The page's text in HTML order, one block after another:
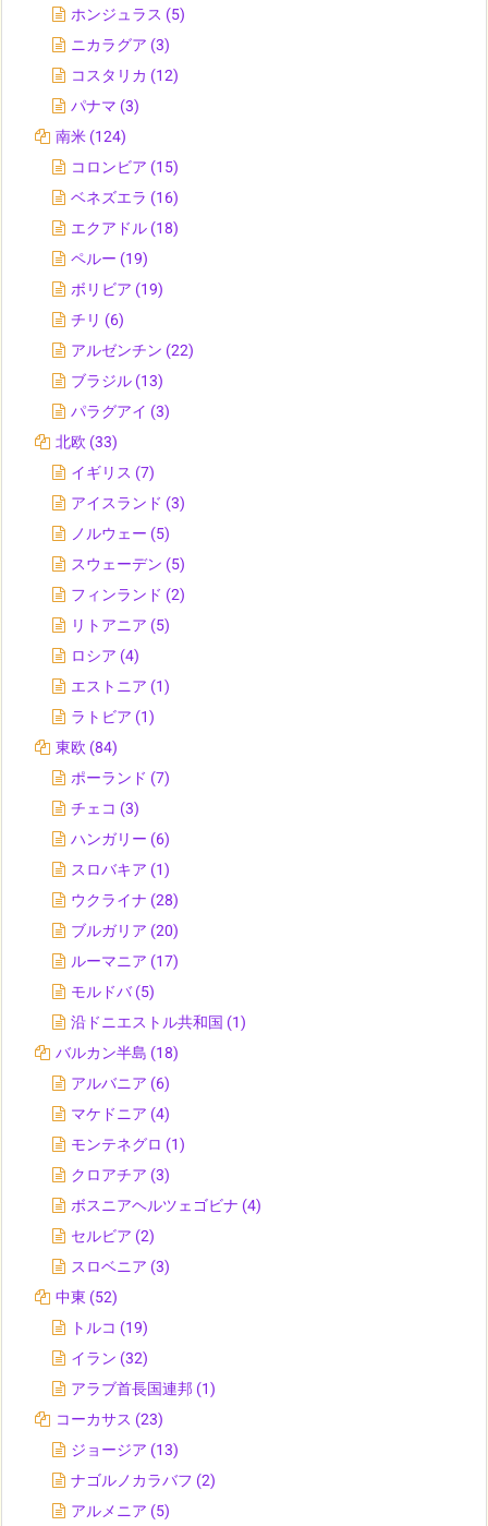
ホンジュラス (5)
ニカラグア (3)
コスタリカ (12)
パナマ (3)
南米 (124)
コロンビア (15)
ベネズエラ (16)
エクアドル (18)
ペルー (19)
ボリビア (19)
チリ (6)
アルゼンチン (22)
ブラジル (13)
パラグアイ (3)
北欧 (33)
イギリス (7)
アイスランド (3)
ノルウェー (5)
スウェーデン (5)
フィンランド (2)
リトアニア (5)
ロシア (4)
エストニア (1)
ラトビア (1)
東欧 (84)
ポーランド (7)
チェコ (3)
ハンガリー (6)
スロバキア (1)
ウクライナ (28)
ブルガリア (20)
ルーマニア (17)
モルドバ(5)
沿ドニエストル共和国 (1)
バルカン半島 (18)
アルバニア (6)
マケドニア (4)
モンテネグロ (1)
クロアチア (3)
ボスニアヘルツェゴビナ (4)
セルビア (2)
スロベニア (3)
中東 (52)
トルコ (19)
イラン (32)
アラブ首長国連邦 (1)
コーカサス (23)
ジョージア (13)
ナゴルノカラバフ (2)
アルメニア (5)